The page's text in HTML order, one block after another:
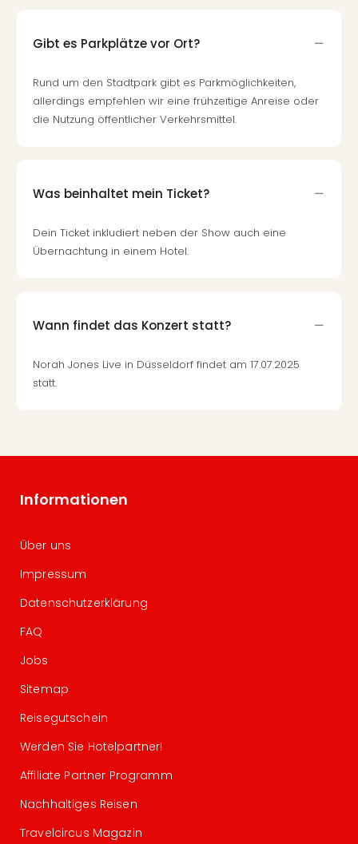
Gibt es Parkplätze vor Ort?
Rund um den Stadtpark gibt es Parkmöglichkeiten,
allerdings empfehlen wir eine frühzeitige Anreise oder
die Nutzung öffentlicher Verkehrsmittel.
Was beinhaltet mein Ticket?
Dein Ticket inkludiert neben der Show auch eine
Übernachtung in einem Hotel.
Wann findet das Konzert statt?
Norah Jones Live in Düsseldorf findet am 17.07.2025
statt.
Informationen
Über uns
Impressum
Datenschutzerklärung
FAQ
Jobs
Sitemap
Reisegutschein
Werden Sie Hotelpartner!
Affiliate Partner Programm
Nachhaltiges Reisen
Travelcircus Magazin